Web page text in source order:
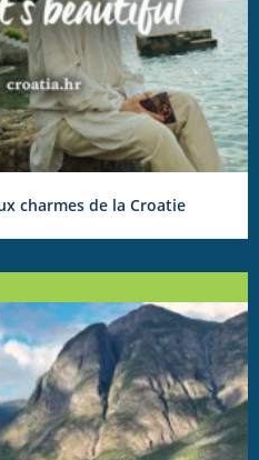
charmes de la Croatie